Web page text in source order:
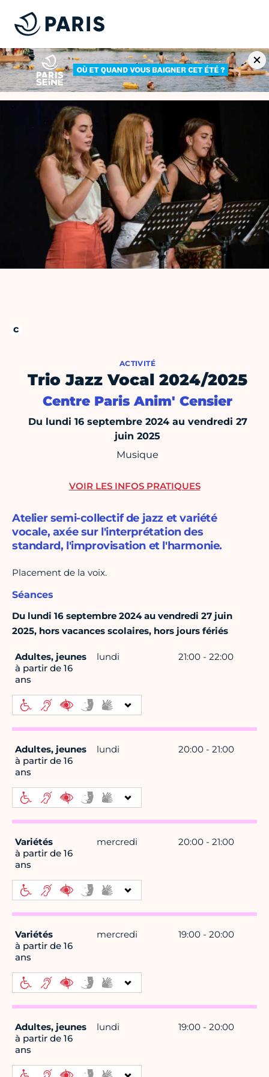
ACTIVITÉ
Trio Jazz Vocal 2024/2025
Centre Paris Anim' Censier
Du lundi 16 septembre 2024 au vendredi 27
juin 2025
Musique
Atelier semi-collectif de jazz et variété
vocale, axée sur l'interprétation des
standard, l'improvisation et l'harmonie.
Placement de la voix.
Séances
Du lundi 16 septembre 2024 au vendredi 27 juin
2025, hors vacances scolaires, hors jours fériés
Adultes, jeunes
à partir de 16
ans
lundi 21:00 - 22:00
Adultes, jeunes
à partir de 16
ans
lundi 20:00 - 21:00
Variétés
à partir de 16
ans
mercredi 20:00 - 21:00
Variétés
à partir de 16
ans
mercredi 19:00 - 20:00
Adultes, jeunes
à partir de 16
ans
lundi 19:00 - 20:00
VOIR LES INFOS PRATIQUES